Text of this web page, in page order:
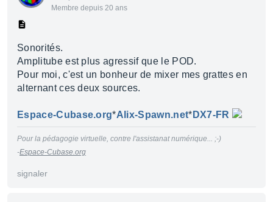
Membre depuis 20 ans
Sonorités.
Amplitube est plus agressif que le POD.
Pour moi, c'est un bonheur de mixer mes grattes en
alternant ces deux sources.
Espace-Cubase.org*Alix-Spawn.net* DX7-FR
Pour la pédagogie virtuelle, contre l'assistanat numérique... ;-)
-Espace-Cubase.org
signaler